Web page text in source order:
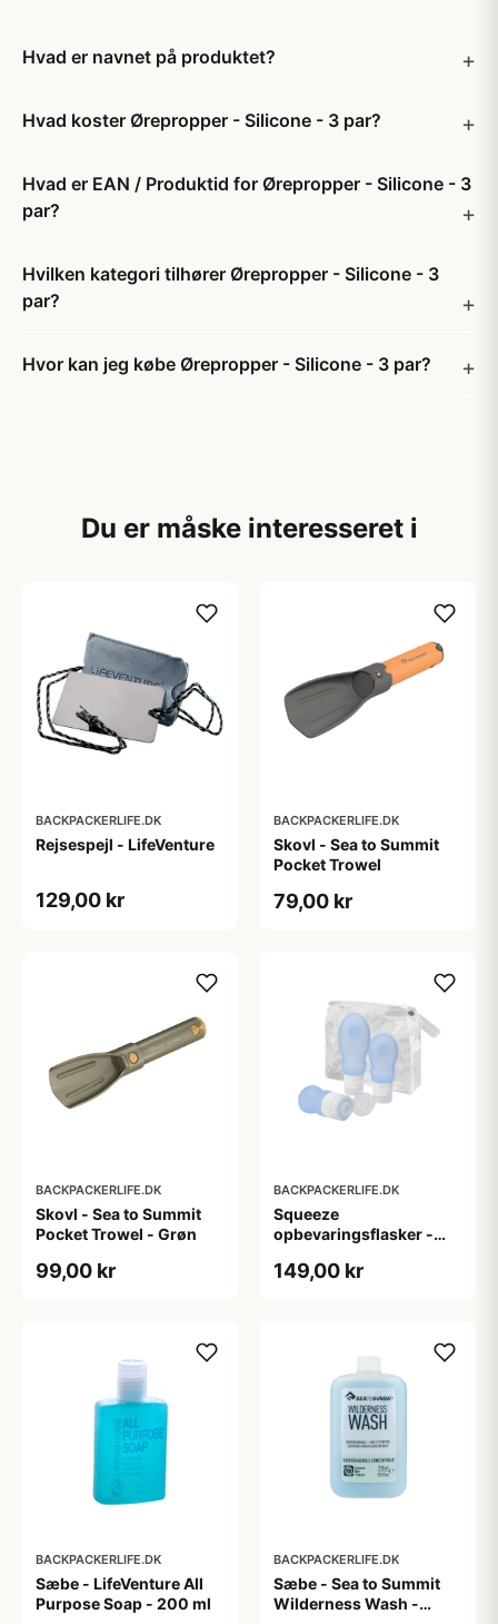
Hvad er navnet på produktet?
Hvad koster Ørepropper - Silicone - 3 par?
Hvad er EAN / Produktid for Ørepropper - Silicone - 3
par?
Hvilken kategori tilhører Ørepropper - Silicone - 3
par?
Hvor kan jeg købe Ørepropper - Silicone - 3 par?
Du er måske interesseret i
BACKPACKERLIFE.DK
Rejsespejl - LifeVenture
129,00 kr
BACKPACKERLIFE.DK
Skovl - Sea to Summit
Pocket Trowel
79,00 kr
BACKPACKERLIFE.DK
Skovl - Sea to Summit
Pocket Trowel - Grøn
99,00 kr
BACKPACKERLIFE.DK
Squeeze
opbevaringsflasker -
Bottle Set - 3 stk
149,00 kr
BACKPACKERLIFE.DK
Sæbe - LifeVenture All
Purpose Soap - 200 ml
BACKPACKERLIFE.DK
Sæbe - Sea to Summit
Wilderness Wash -